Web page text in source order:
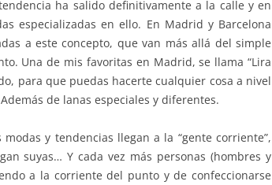
ha salido definitivamente a la calle y en
especializadas en ello. En Madrid y Barcelona
a este concepto, que van más allá del simple
Una de mis favoritas en Madrid, se llama “Lira
para que puedas hacerte cualquier cosa a nivel
de lanas especiales y diferentes.
y tendencias llegan a la “gente corriente”,
suyas… Y cada vez más personas (hombres y
a la corriente del punto y de confeccionarse